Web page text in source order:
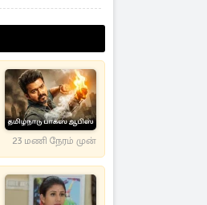
23 மணி நேரம் முன்